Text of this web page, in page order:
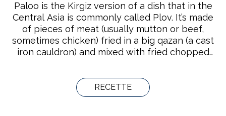
Paloo is the Kirgiz version of a dish that in the
Central Asia is commonly called Plov. It’s made
of pieces of meat (usually mutton or beef,
sometimes chicken) fried in a big qazan (a cast
iron cauldron) and mixed with fried chopped
The dish is garnished with fried garlic cloves
and red peppers. Shirin Paloo is a vegetarian
dish where meat has been replaced with dried
RECETTE